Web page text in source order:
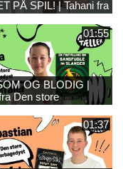
PÅ SPIL! | Tahani fra
juniorbagedyst
DEN TAVSE
01:55
OG BLODIG |
Den store
anebfaler EN
OM
OG
01:37